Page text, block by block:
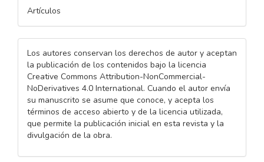
Artículos
Los autores conservan los derechos de autor y aceptan
la publicación de los contenidos bajo la licencia
Creative Commons Attribution-NonCommercial-
NoDerivatives 4.0 International. Cuando el autor envía
su manuscrito se asume que conoce, y acepta los
términos de acceso abierto y de la licencia utilizada,
que permite la publicación inicial en esta revista y la
divulgación de la obra.